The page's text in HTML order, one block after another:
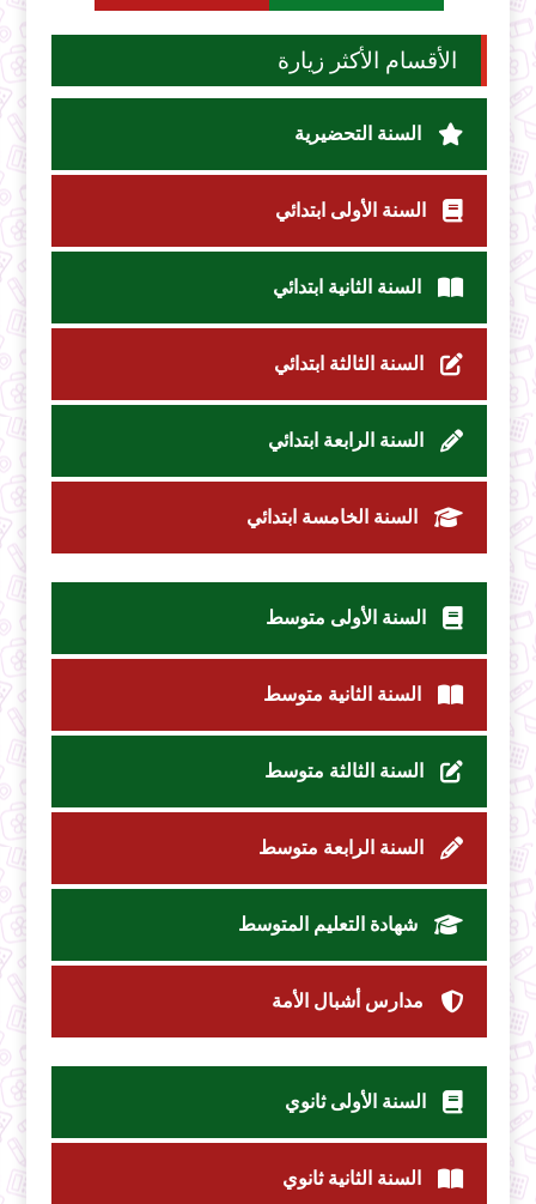
الأقسام الأكثر زيارة
السنة التحضيرية
السنة الأولى ابتدائي
السنة الثانية ابتدائي
السنة الثالثة ابتدائي
السنة الرابعة ابتدائي
السنة الخامسة ابتدائي
السنة الأولى متوسط
السنة الثانية متوسط
السنة الثالثة متوسط
السنة الرابعة متوسط
شهادة التعليم المتوسط
مدارس أشبال الأمة
السنة الأولى ثانوي
السنة الثانية ثانوي